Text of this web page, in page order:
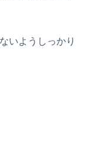
いようしっかり